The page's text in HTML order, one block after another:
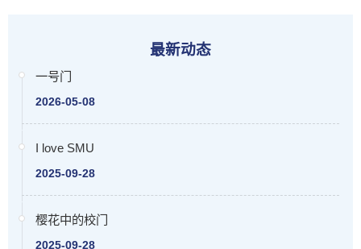
最新动态
一号门
2026-05-08
I love SMU
2025-09-28
樱花中的校门
2025-09-28